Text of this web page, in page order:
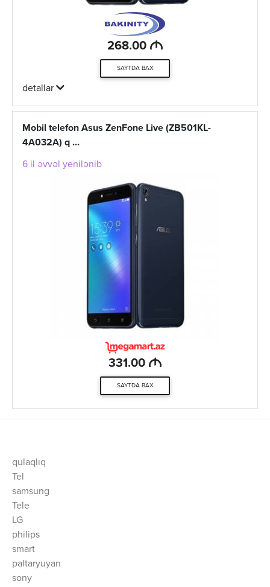
268.00 M
SAYTDA BAX
detallar
Mobil telefon Asus ZenFone Live (ZB501KL-
4A032A) q ...
6 il əvvəl yenilənib
331.00 M
SAYTDA BAX
qulaqlıq
Tel
samsung
Tele
LG
philips
smart
paltaryuyan
sony